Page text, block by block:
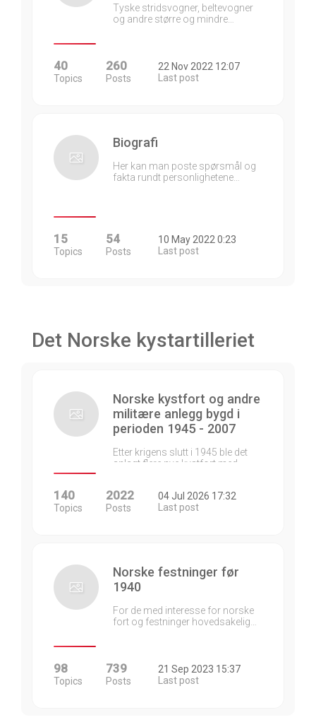
Tyske stridsvogner, beltevogner
og andre større og mindre…
40
Topics
260
Posts
22 Nov 2022 12:07
Last post
Biografi
Her kan man poste spørsmål og
fakta rundt personlighetene…
15
Topics
54
Posts
10 May 2022 0:23
Last post
Det Norske kystartilleriet
Norske kystfort og andre
militære anlegg bygd i
perioden 1945 - 2007
Etter krigens slutt i 1945 ble det
anlagt flere nye kystfort med…
140
Topics
2022
Posts
04 Jul 2026 17:32
Last post
Norske festninger før
1940
For de med interesse for norske
fort og festninger hovedsakelig…
98
Topics
739
Posts
21 Sep 2023 15:37
Last post